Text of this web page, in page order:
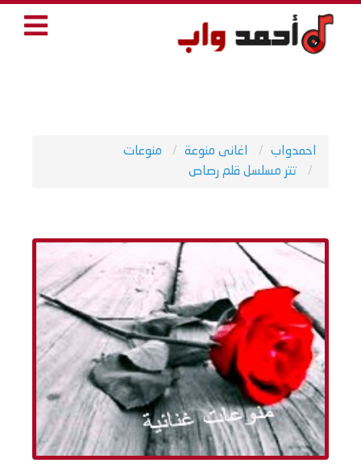
احمدواب اغانى منوعة
منوعات
تتر مسلسل قلم رصاص